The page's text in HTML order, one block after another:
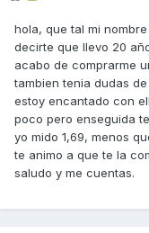
hola, que tal mi
decirte que llevo 20
acabo de comprarme
tambien tenia dudas
estoy encantado con
poco pero enseguida
yo mido 1,69, menos
te animo a que te la
saludo y me cuentas.